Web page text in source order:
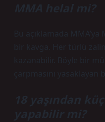
MMA helal mi?
Bu açıklamada
bir kavga. Her türlü
kazanabilir. Böyle bir
çarpmasını yasaklayan
18 yaşından
yapabilir mi?